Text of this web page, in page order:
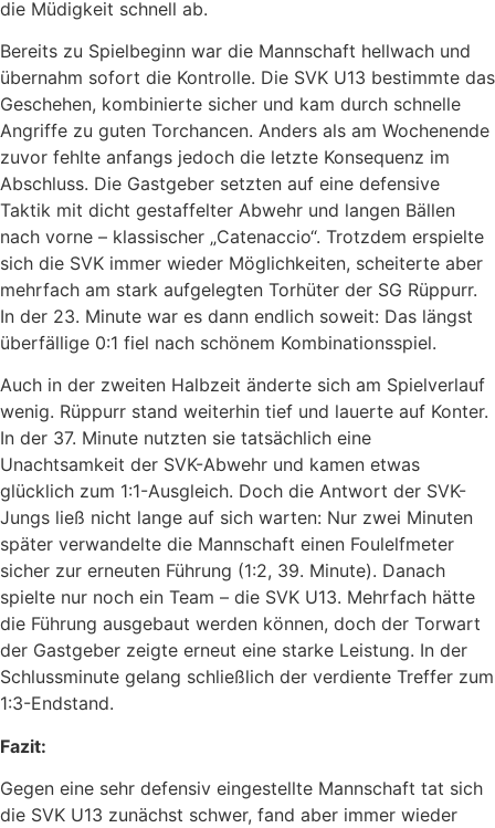
die Müdigkeit schnell ab.
Bereits zu Spielbeginn war die Mannschaft hellwach und
übernahm sofort die Kontrolle. Die SVK U13 bestimmte das
Geschehen, kombinierte sicher und kam durch schnelle
Angriffe zu guten Torchancen. Anders als am Wochenende
zuvor fehlte anfangs jedoch die letzte Konsequenz im
Abschluss. Die Gastgeber setzten auf eine defensive
Taktik mit dicht gestaffelter Abwehr und langen Bällen
nach vorne – klassischer „Catenaccio“. Trotzdem erspielte
sich die SVK immer wieder Möglichkeiten, scheiterte aber
mehrfach am stark aufgelegten Torhüter der SG Rüppurr.
In der 23. Minute war es dann endlich soweit: Das längst
überfällige 0:1 fiel nach schönem Kombinationsspiel.
Auch in der zweiten Halbzeit änderte sich am Spielverlauf
wenig. Rüppurr stand weiterhin tief und lauerte auf Konter.
In der 37. Minute nutzten sie tatsächlich eine
Unachtsamkeit der SVK-Abwehr und kamen etwas
glücklich zum 1:1-Ausgleich. Doch die Antwort der SVK-
Jungs ließ nicht lange auf sich warten: Nur zwei Minuten
später verwandelte die Mannschaft einen Foulelfmeter
sicher zur erneuten Führung (1:2, 39. Minute). Danach
spielte nur noch ein Team – die SVK U13. Mehrfach hätte
die Führung ausgebaut werden können, doch der Torwart
der Gastgeber zeigte erneut eine starke Leistung. In der
Schlussminute gelang schließlich der verdiente Treffer zum
1:3-Endstand.
Fazit:
Gegen eine sehr defensiv eingestellte Mannschaft tat sich
die SVK U13 zunächst schwer, fand aber immer wieder